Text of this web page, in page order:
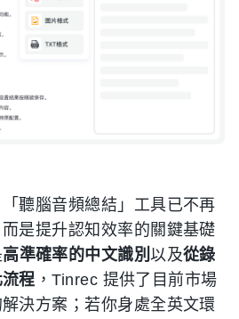
聽腦音頻總結」工具已不再
是提升認知效率的關鍵基礎
高準確率的中文識別以及從錄
程 ，Tinrec 提供了目前市場
解決方案；若你身處全英文環